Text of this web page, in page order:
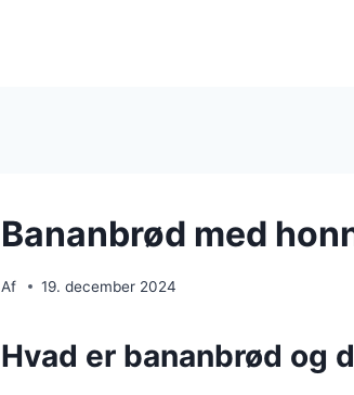
Bananbrød med
Af 19. december 2024
Hvad er bananbrød og